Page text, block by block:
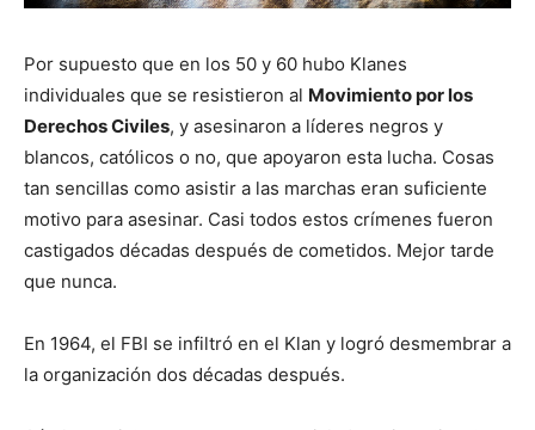
Por supuesto que en los 50 y 60 hubo Klanes
individuales que se resistieron al Movimiento por los
Derechos Civiles, y asesinaron a líderes negros y
blancos, católicos o no, que apoyaron esta lucha. Cosas
tan sencillas como asistir a las marchas eran suficiente
motivo para asesinar. Casi todos estos crímenes fueron
castigados décadas después de cometidos. Mejor tarde
que nunca.
En 1964, el FBI se infiltró en el Klan y logró desmembrar a
la organización dos décadas después.